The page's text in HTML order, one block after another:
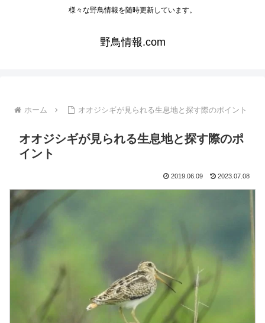
様々な野鳥情報を随時更新しています。
野鳥情報.com
ホーム オオジシギが見られる生息地と探す際のポイント
オオジシギが見られる生息地と探す際のポ
イント
2019.06.09 2023.07.08